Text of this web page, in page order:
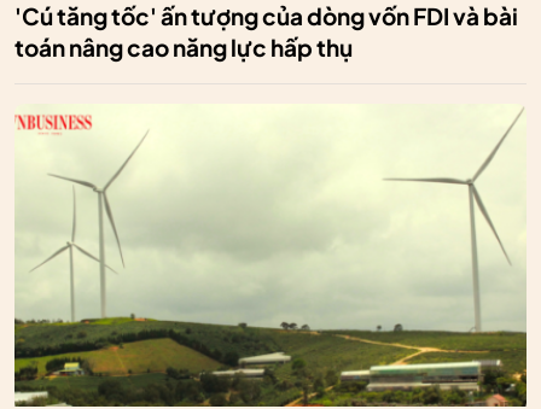
'Cú tăng tốc' ấn tượng của dòng vốn FDI và bài
toán nâng cao năng lực hấp thụ